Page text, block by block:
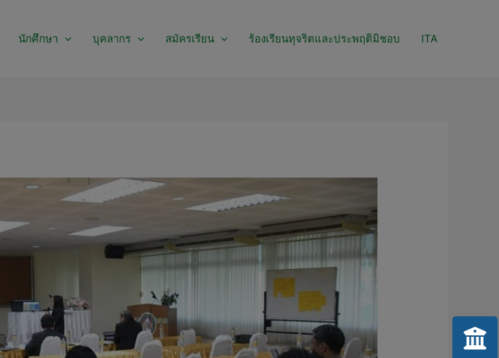
นักศึกษา บุคลากร สมัครเรียน ร้องเรียนทุจริตและประพฤติมิชอบ ITA